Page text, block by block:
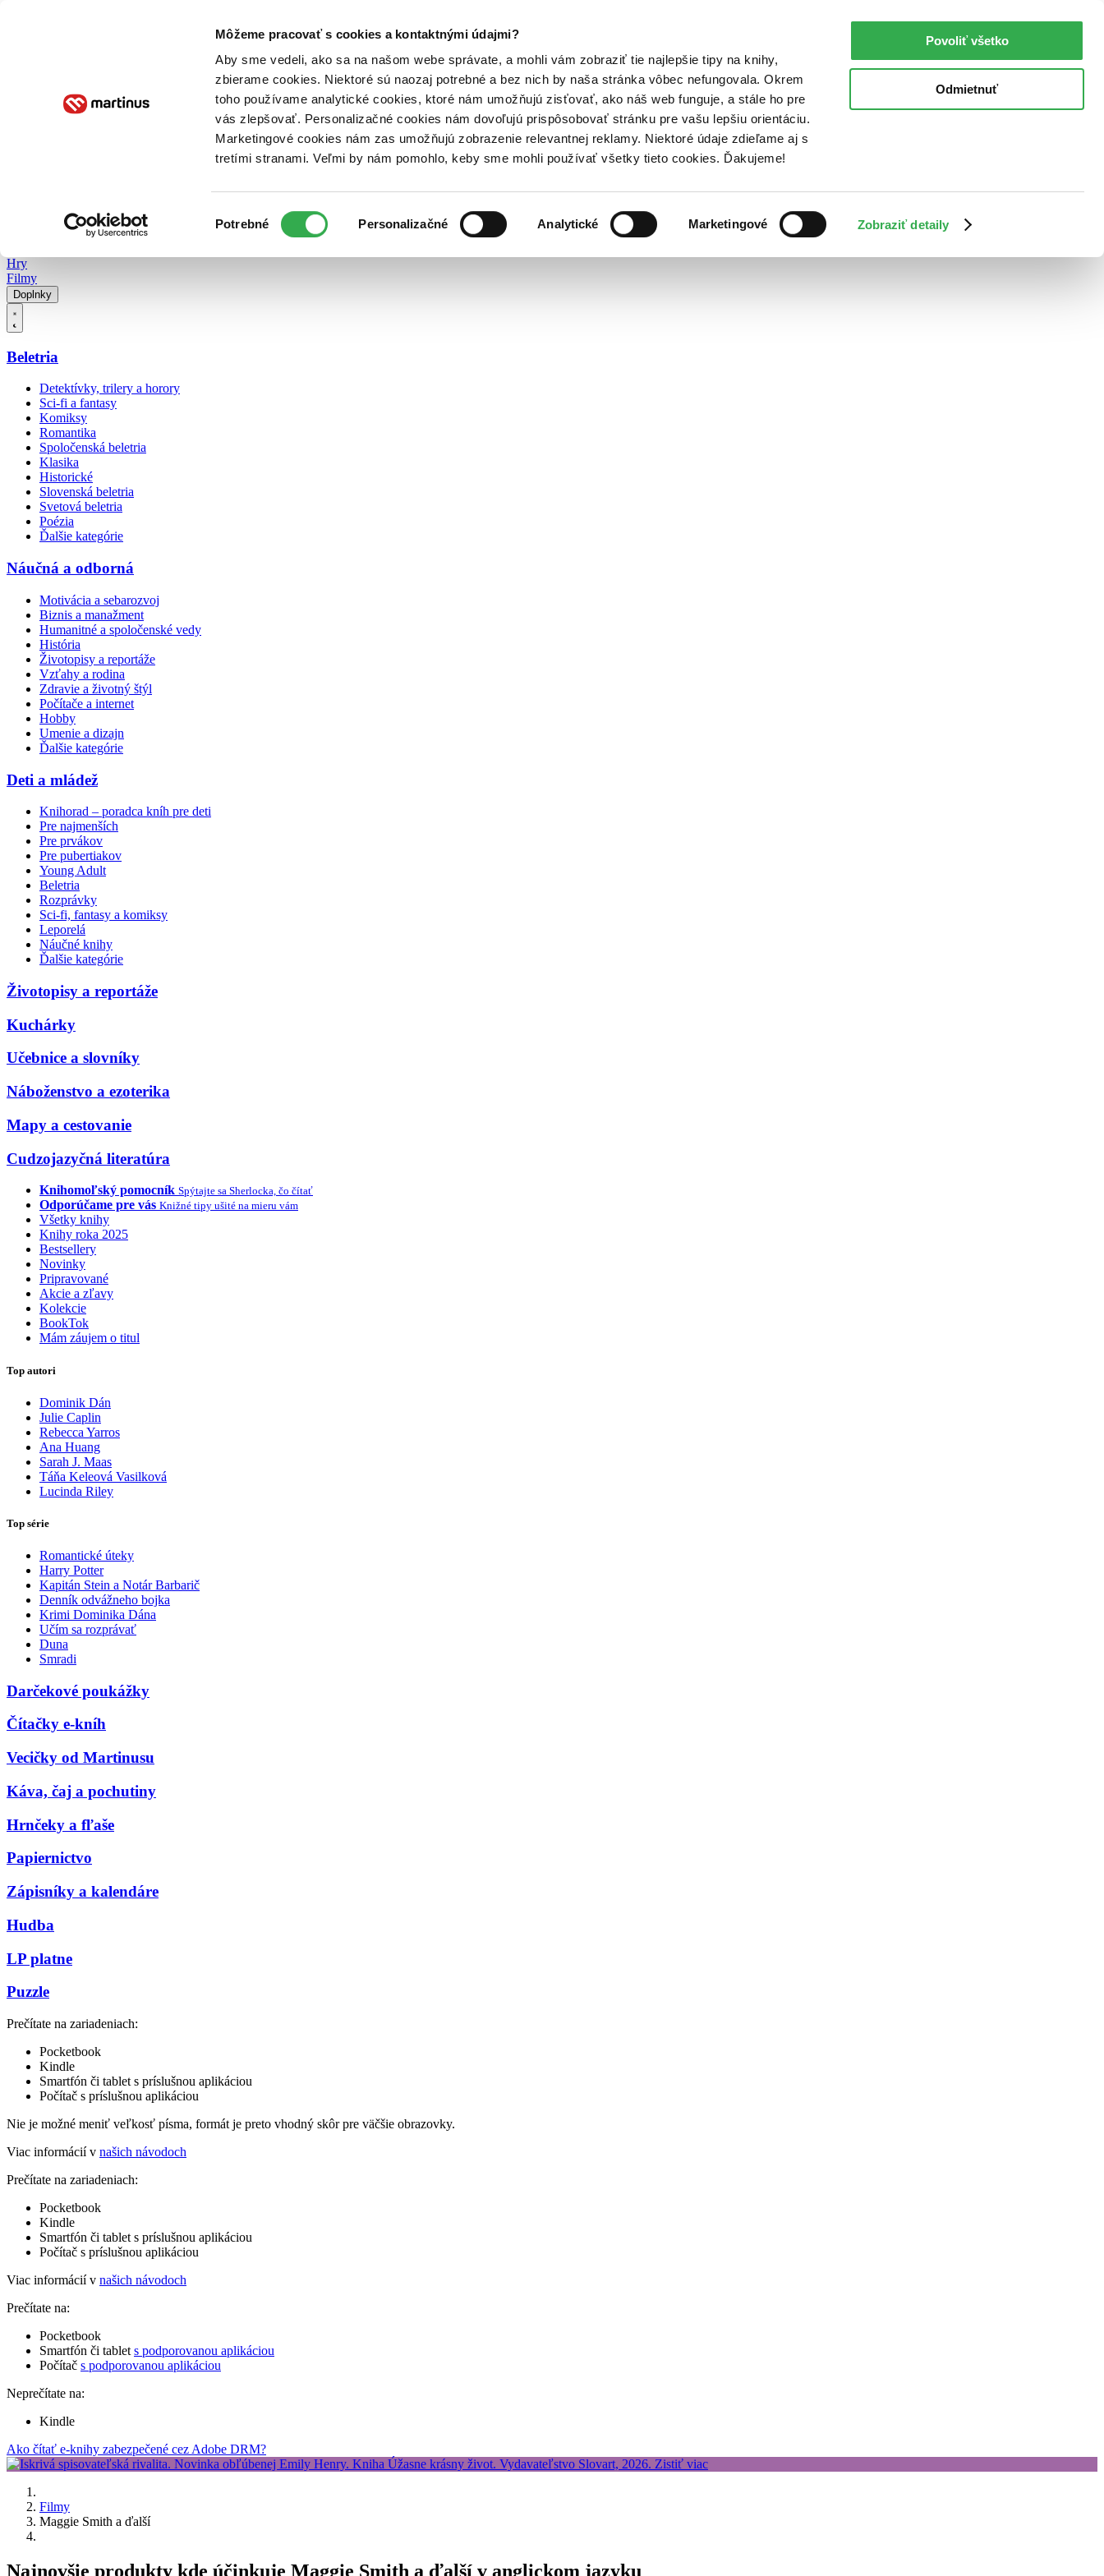
Môžeme pracovať s cookies a kontaktnými údajmi?
Aby sme vedeli, ako sa na našom webe správate, a mohli vám zobraziť tie najlepšie tipy na knihy,
zbierame cookies. Niektoré sú naozaj potrebné a bez nich by naša stránka vôbec nefungovala. Okrem
toho používame analytické cookies, ktoré nám umožňujú zisťovať, ako náš web funguje, a stále ho pre
vás zlepšovať. Personalizačné cookies nám dovoľujú prispôsobovať stránku pre vašu lepšiu orientáciu.
Marketingové cookies nám zas umožňujú zobrazenie relevantnej reklamy. Niektoré údaje zdieľame aj s
tretími stranami. Veľmi by nám pomohlo, keby sme mohli používať všetky tieto cookies. Ďakujeme!
súhlasu
Potrebné Personalizačné Analytické Marketingové Zobraziť detaily
Povoliť všetko
Odmietnuť
Poukážky Kontakt
Hry
Filmy
Doplnky
Beletria
Detektívky, trilery a horory
Sci-fi a fantasy
Komiksy
Romantika
Spoločenská beletria
Klasika
Historické
Slovenská beletria
Svetová beletria
Poézia
Ďalšie kategórie
Náučná a odborná
Motivácia a sebarozvoj
Biznis a manažment
Humanitné a spoločenské vedy
História
Životopisy a reportáže
Vzťahy a rodina
Zdravie a životný štýl
Počítače a internet
Hobby
Umenie a dizajn
Ďalšie kategórie
Deti a mládež
Knihorad – poradca kníh pre deti
Pre najmenších
Pre prvákov
Pre pubertiakov
Young Adult
Beletria
Rozprávky
Sci-fi, fantasy a komiksy
Leporelá
Náučné knihy
Ďalšie kategórie
Životopisy a reportáže
Kuchárky
Učebnice a slovníky
Náboženstvo a ezoterika
Mapy a cestovanie
Cudzojazyčná literatúra
Knihomoľský pomocník Spýtajte sa Sherlocka, čo čítať
Odporúčame pre vás Knižné tipy ušité na mieru vám
Všetky knihy
Knihy roka 2025
Bestsellery
Novinky
Pripravované
Akcie a zľavy
Kolekcie
BookTok
Mám záujem o titul
Top autori
Dominik Dán
Julie Caplin
Rebecca Yarros
Ana Huang
Sarah J. Maas
Táňa Keleová Vasilková
Lucinda Riley
Top série
Romantické úteky
Harry Potter
Kapitán Stein a Notár Barbarič
Denník odvážneho bojka
Krimi Dominika Dána
Učím sa rozprávať
Duna
Smradi
Darčekové poukážky
Čítačky e-kníh
Vecičky od Martinusu
Káva, čaj a pochutiny
Hrnčeky a fľaše
Papiernictvo
Zápisníky a kalendáre
Hudba
LP platne
Puzzle
Prečítate na zariadeniach:
Pocketbook
Kindle
Smartfón či tablet s príslušnou aplikáciou
Počítač s príslušnou aplikáciou
Nie je možné meniť veľkosť písma, formát je preto vhodný skôr pre väčšie obrazovky.
Viac informácií v našich návodoch
Prečítate na zariadeniach:
Pocketbook
Kindle
Smartfón či tablet s príslušnou aplikáciou
Počítač s príslušnou aplikáciou
Viac informácií v našich návodoch
Prečítate na:
Pocketbook
Smartfón či tablet s podporovanou aplikáciou
Počítač s podporovanou aplikáciou
Neprečítate na:
Kindle
Ako čítať e-knihy zabezpečené cez Adobe DRM?
Filmy
Maggie Smith a ďalší
Najnovšie produkty kde účinkuje Maggie Smith a ďalší v anglickom jazyku